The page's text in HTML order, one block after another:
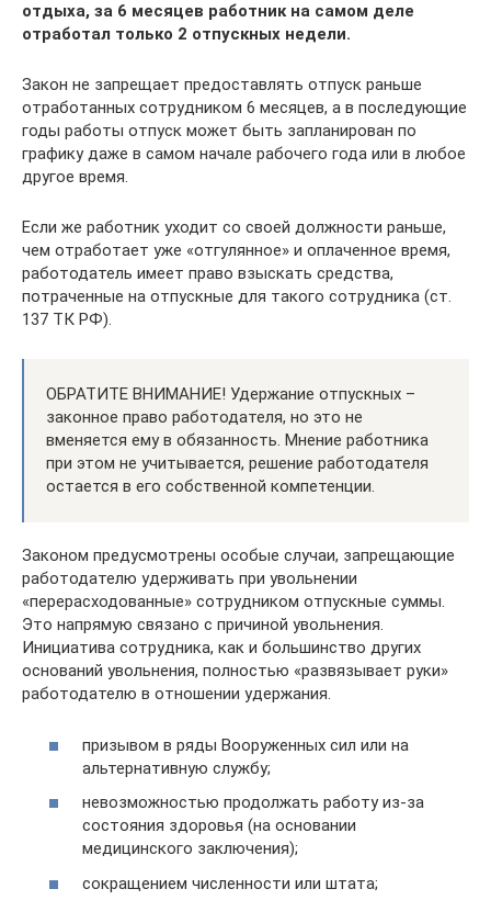
отдыха, за 6 месяцев работник на самом деле
отработал только 2 отпускных недели.
Закон не запрещает предоставлять отпуск раньше
отработанных сотрудником 6 месяцев, а в последующие
годы работы отпуск может быть запланирован по
графику даже в самом начале рабочего года или в любое
другое время.
Если же работник уходит со своей должности раньше,
чем отработает уже «отгулянное» и оплаченное время,
работодатель имеет право взыскать средства,
потраченные на отпускные для такого сотрудника (ст.
137 ТК РФ).
ОБРАТИТЕ ВНИМАНИЕ! Удержание отпускных –
законное право работодателя, но это не
вменяется ему в обязанность. Мнение работника
при этом не учитывается, решение работодателя
остается в его собственной компетенции.
Законом предусмотрены особые случаи, запрещающие
работодателю удерживать при увольнении
«перерасходованные» сотрудником отпускные суммы.
Это напрямую связано с причиной увольнения.
Инициатива сотрудника, как и большинство других
оснований увольнения, полностью «развязывает руки»
работодателю в отношении удержания.
призывом в ряды Вооруженных сил или на
альтернативную службу;
невозможностью продолжать работу из-за
состояния здоровья (на основании
медицинского заключения);
сокращением численности или штата;